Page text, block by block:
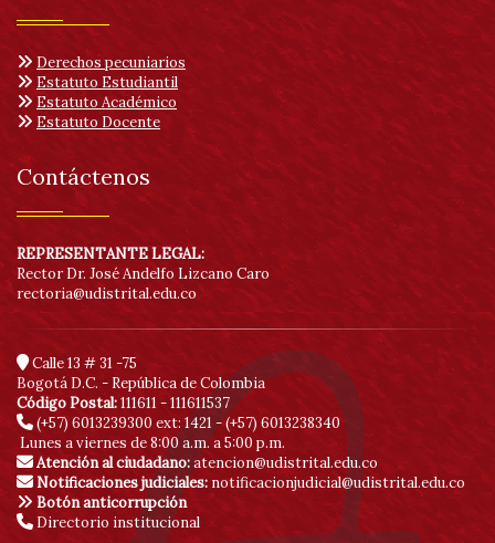
Derechos pecuniarios
Estatuto Estudiantil
Estatuto Académico
Estatuto Docente
Contáctenos
REPRESENTANTE LEGAL:
Rector Dr. José Andelfo Lizcano Caro
rectoria@udistrital.edu.co
Calle 13 # 31 -75
Bogotá D.C. - República de Colombia
Código Postal:111611 - 111611537
(+57) 6013239300 ext: 1421 - (+57) 6013238340
Lunes a viernes de 8:00 a.m. a 5:00 p.m.
Atención al ciudadano:atencion@udistrital.edu.co
Notificaciones judiciales: notificacionjudicial@udistrital.edu.co
Botón anticorrupción
Directorio institucional